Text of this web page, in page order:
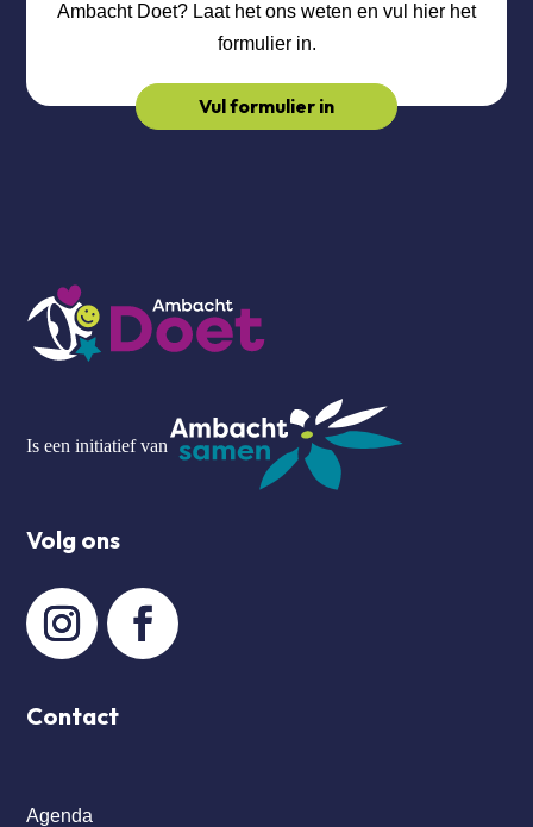
Ambacht Doet? Laat het ons weten en vul hier het
formulier in.
Vul formulier in
Is een initiatief van
Volg ons
Contact
Agenda